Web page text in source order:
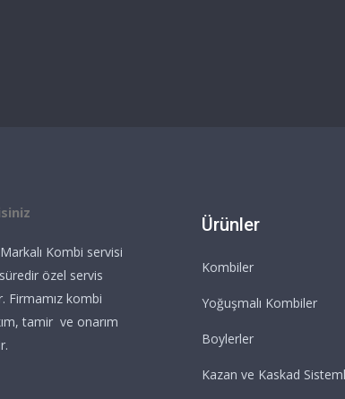
Kombi servisi
süredir özel servis
Firmamız kombi
tamir ve onarım
Ürünler
Kombiler
Yoğuşmalı Kombiler
Boylerler
Kazan ve Kaskad